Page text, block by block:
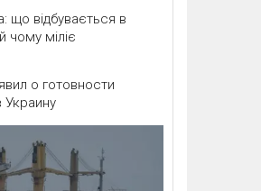
що відбувається в
чому міліє
о готовности
Украину